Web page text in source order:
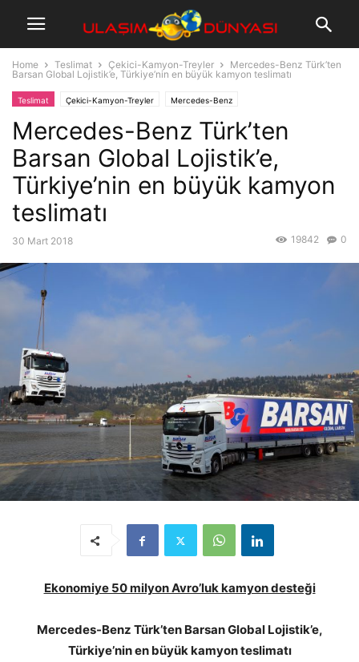
Home Teslimat Çekici-Kamyon-Treyler
Mercedes-Benz Türk’ten
Barsan Global Lojistik’e, Türkiye’nin en büyük kamyon teslimatı
Teslimat Çekici-Kamyon-Treyler Mercedes-Benz
Mercedes-Benz Türk’ten
Barsan Global Lojistik’e,
Türkiye’nin en büyük kamyon
teslimatı
30 Mart 2018 0
19842
Ekonomiye 50 milyon Avro’luk kamyon desteği
Mercedes-Benz Türk’ten Barsan Global Lojistik’e,
Türkiye’nin en büyük kamyon teslimatı